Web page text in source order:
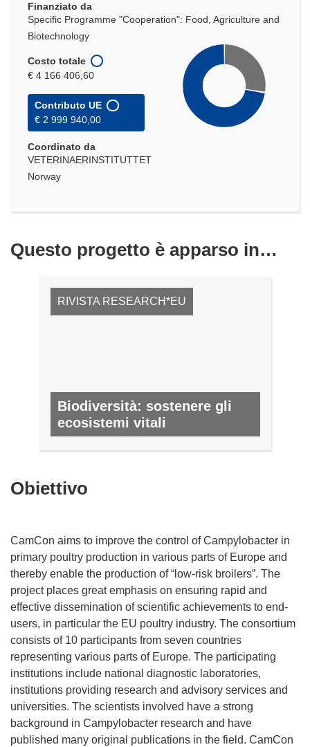
finestra)
Finanziato da
Specific Programme "Cooperation": Food, Agriculture and
Biotechnology
Costo totale
€ 4 166 406,60
Contributo UE
€ 2 999 940,00
Coordinato da
VETERINAERINSTITUTTET
Norway
Questo progetto è apparso in…
RIVISTA RESEARCH*EU
Biodiversità: sostenere gli
ecosistemi vitali
Obiettivo
CamCon aims to improve the control of Campylobacter in
primary poultry production in various parts of Europe and
thereby enable the production of “low-risk broilers”. The
project places great emphasis on ensuring rapid and
effective dissemination of scientific achievements to end-
users, in particular the EU poultry industry. The consortium
consists of 10 participants from seven countries
representing various parts of Europe. The participating
institutions include national diagnostic laboratories,
institutions providing research and advisory services and
universities. The scientists involved have a strong
background in Campylobacter research and have
published many original publications in the field. CamCon